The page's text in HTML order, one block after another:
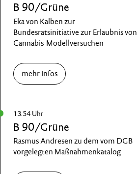
B 90/Grüne
Eka von Kalben zur
Bundesratsinitiative zur Erlaubnis von
Cannabis-Modellversuchen
mehr Infos
13.54 Uhr
B 90/Grüne
Rasmus Andresen zu dem vom DGB
vorgelegten Maßnahmenkatalog